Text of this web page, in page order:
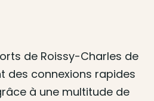
de Roissy-Charles de
des connexions rapides
à une multitude de